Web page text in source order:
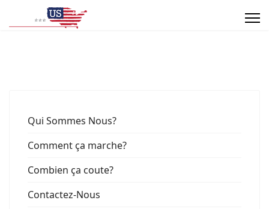
Qui Sommes Nous?
Comment ça marche?
Combien ça coute?
Contactez-Nous